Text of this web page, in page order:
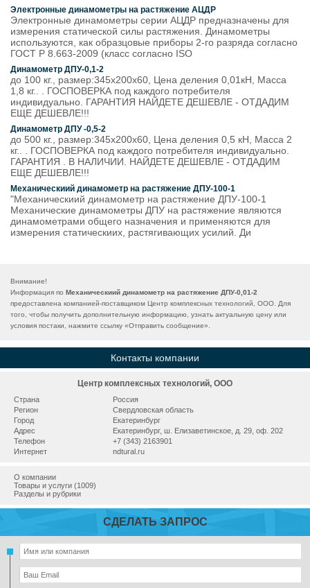
Электронные динамометры на растяжение АЦДР
Электронные динамометры серии АЦДР предназначены для
измерения статической силы растяжения. Динамометры
используются, как образцовые приборы 2-го разряда согласно
ГОСТ Р 8.663-2009 (класс согласно ISO
Динамометр ДПУ-0,1-2
до 100 кг., размер:345х200х60, Цена деления 0,01кН, Масса
1,8 кг.. . ГОСПОВЕРКА под каждого потребителя
индивидуально. ГАРАНТИЯ НАЙДЕТЕ ДЕШЕВЛЕ - ОТДАДИМ
ЕЩЕ ДЕШЕВЛЕ!!!
Динамометр ДПУ -0,5-2
до 500 кг., размер:345х200х60, Цена деления 0,5 кН, Масса 2
кг.. . ГОСПОВЕРКА под каждого потребителя индивидуально.
ГАРАНТИЯ . В НАЛИЧИИ. НАЙДЕТЕ ДЕШЕВЛЕ - ОТДАДИМ
ЕЩЕ ДЕШЕВЛЕ!!!
Механическиий динамометр на растяжение ДПУ-100-1
"Механическиий динамометр на растяжение ДПУ-100-1
Механические динамометры ДПУ на растяжение являются
динамометрами общего назначения и применяются для
измерения статическиих, растягивающих усилий. Ди
Внимание!
Информация по Механическиий динамометр на растяжение ДПУ-0,01-2
предоставлена компанией-поставщиком Центр комплексных технологий, ООО. Для
того, чтобы получить дополнительную информацию, узнать актуальную цену или
условия постаки, нажмите ссылку «Отправить сообщение».
Контакты компании
Центр комплексных технологий, ООО
Страна
Россия
Регион
Свердловская область
Город
Екатеринбург
Адрес
Екатеринбург, ш. Елизаветинское, д. 29, оф. 202
Телефон
+7 (343) 2163901
Интернет
ndtural.ru
О компании
Товары и услуги (1009)
Разделы и рубрики
СДЕЛАТЬ ЗАПРОС